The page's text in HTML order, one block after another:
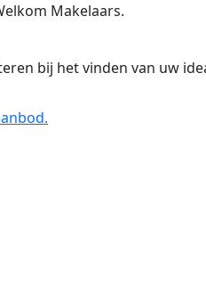
Makelaars.
bij het vinden van uw